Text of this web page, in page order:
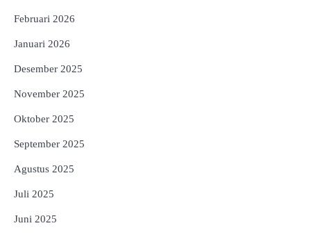
Februari 2026
Januari 2026
Desember 2025
November 2025
Oktober 2025
September 2025
Agustus 2025
Juli 2025
Juni 2025